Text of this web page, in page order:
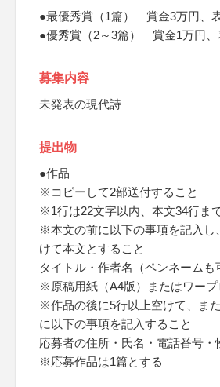
●最優秀賞（1篇） 賞金3万円、
●優秀賞（2～3篇） 賞金1万円、
募集内容
未発表の現代詩
提出物
●作品
※コピーして2部送付すること
※1行は22文字以内、本文34行ま
※本文の前に以下の事項を記入し
けて本文とすること
タイトル・作者名（ペンネームも
※原稿用紙（A4版）またはワープ
※作品の後に5行以上空けて、ま
に以下の事項を記入すること
応募者の住所・氏名・電話番号・
※応募作品は1篇とする